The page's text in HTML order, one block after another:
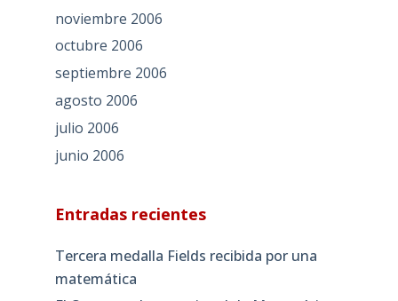
noviembre 2006
octubre 2006
septiembre 2006
agosto 2006
julio 2006
junio 2006
Entradas recientes
Tercera medalla Fields recibida por una
matemática